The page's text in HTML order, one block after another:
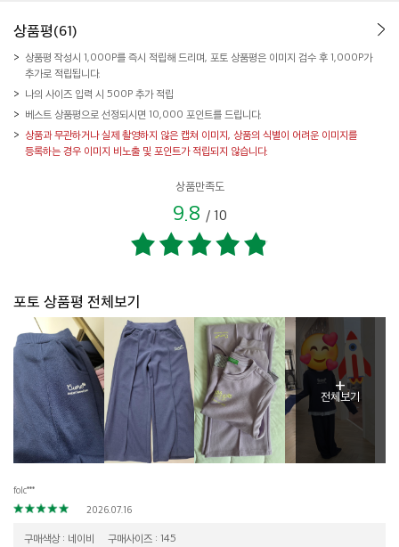
상품평(61)
상품평 작성시 1,000P를 즉시 적립해 드리며, 포토 상품평은 이미지 검수 후 1,000P가
추가로 적립됩니다.
나의 사이즈 입력 시 500P 추가 적립
베스트 상품평으로 선정되시면 10,000 포인트를 드립니다.
상품과 무관하거나 실제 촬영하지 않은 캡쳐 이미지, 상품의 식별이 어려운 이미지를
등록하는 경우 이미지 비노출 및 포인트가 적립되지 않습니다.
상품만족도
9.8 / 10
포토 상품평 전체보기
+
전체보기
folc***
2026.07.16
구매색상 : 네이비
구매사이즈 : 145